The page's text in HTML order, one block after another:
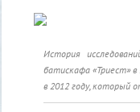
История
батискафа «Триест»
в 2012 году, который